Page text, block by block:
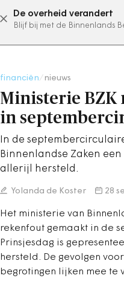
De overheid verandert
Blijf bij met de Binnenlands
financiën nieuws
Ministerie BZK
in
In de
Binnenlandse Zaken
allerijl hersteld.
Yolanda de Koster 28
Het ministerie van
rekenfout gemaakt in de
Prinsjesdag is
hersteld. De gevolgen
begrotingen lijken mee te